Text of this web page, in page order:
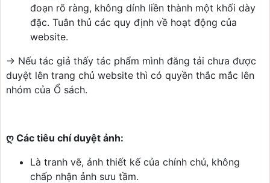
đoạn rõ ràng, không dính liền thành một khối dày
đặc. Tuân thủ các quy định về hoạt động của
website.
-> Nếu tác giả thấy tác phẩm mình đăng tải chưa được
duyệt lên trang chủ website thì có quyền thắc mắc lên
nhóm của Ổ sách.
ღ Các tiêu chí duyệt ảnh:
Là tranh vẽ, ảnh thiết kế của chính chủ, không
chấp nhận ảnh sưu tầm.